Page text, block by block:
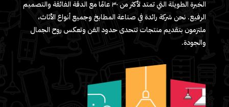
الخبرة الطويلة التي تمتد لأكثر من ٣٠ عامًا مع الدقة الفائقة والتصميم
الرفيع. نحن شركة رائدة في صناعة المطابخ وجميع أنواع الأثاث،
ملتزمون بتقديم منتجات تتحدى حدود الفن وتعكس روح الجمال
والجودة.